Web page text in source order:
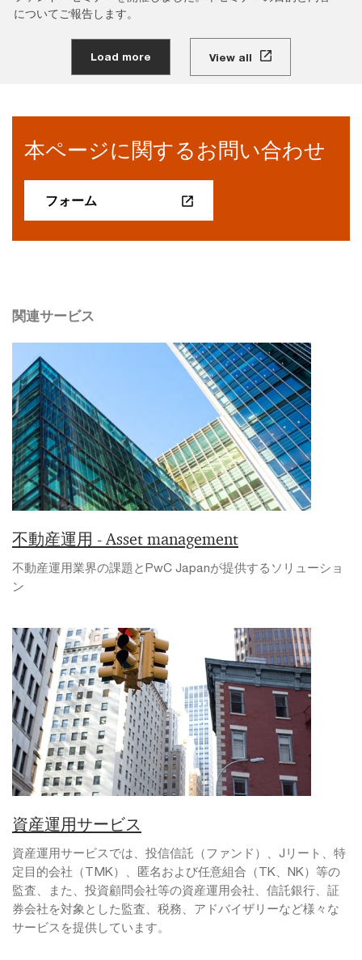
についてご報告します。
Load more View all
本ページに関するお問い合わせ
フォーム
関連サービス
不動産運用 ‐ Asset management
不動産運用業界の課題とPwC Japanが提供するソリューショ
ン
資産運用サービス
資産運用サービスでは、投信信託（ファンド）、Jリート、特
定目的会社（TMK）、匿名および任意組合（TK、NK）等の
監査、また、投資顧問会社等の資産運用会社、信託銀行、証
券会社を対象とした監査、税務、アドバイザリーなど様々な
サービスを提供しています。